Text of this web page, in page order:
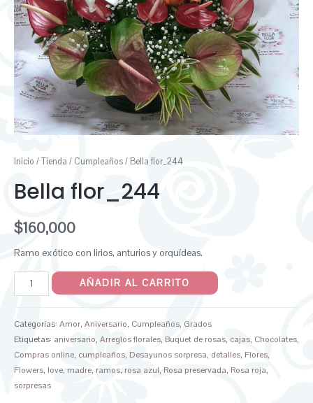
Inicio /Tienda / Cumpleaños/ Bella flor_244
Bella flor_244
$160,000
Ramo exótico con lirios, anturios y orquídeas.
AÑADIR AL CARRITO
Categorías: Amor, Aniversario, Cumpleaños, Grados
Etiquetas: aniversario, Arreglos florales, Buquet de rosas, cajas, Chocolates,
Compras online, cumpleaños, Desayunos sorpresa, detalles, Flores,
Flowers, love, madre, ramos, rosa azul, Rosa preservada, Rosa roja,
sorpresas